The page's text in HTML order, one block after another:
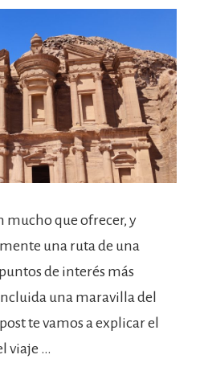
mucho que ofrecer, y
una ruta de una
de interés más
una maravilla del
te vamos a explicar el
viaje …